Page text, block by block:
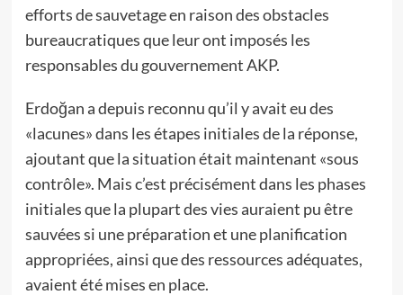
efforts de sauvetage en raison des obstacles
bureaucratiques que leur ont imposés les
responsables du gouvernement AKP.
Erdoğan a depuis reconnu qu’il y avait eu des
«lacunes» dans les étapes initiales de la réponse,
ajoutant que la situation était maintenant «sous
contrôle». Mais c’est précisément dans les phases
initiales que la plupart des vies auraient pu être
sauvées si une préparation et une planification
appropriées, ainsi que des ressources adéquates,
avaient été mises en place.